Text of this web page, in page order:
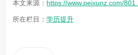
本文来源： https://www.peixunz.com/
所在栏目： 学历提升